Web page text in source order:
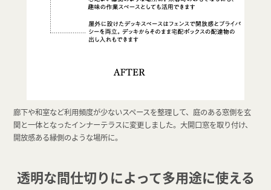
廊下や和室など利用頻度が少ないスペースを整理して、庭のある窓側を玄
関と一体となったインナーテラスに変更しました。大開口窓を取り付け、
開放感ある縁側のような場所に。
透明な間仕切りによって多用途に使える